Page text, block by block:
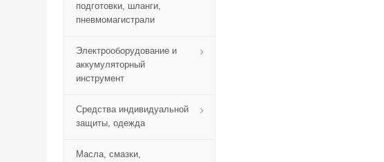
подготовки, шланги,
пневмомагистрали
Электрооборудование и
аккумуляторный
инструмент
Средства индивидуальной
защиты, одежда
Масла, смазки,